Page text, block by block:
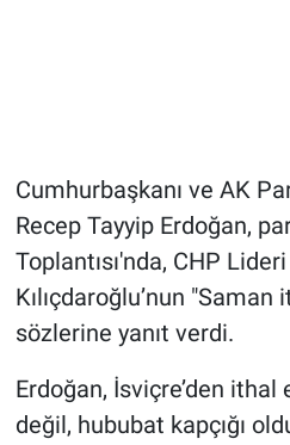
Cumhurbaşkanı ve AK
Recep Tayyip Erdoğan,
Toplantısı'nda, CHP
Kılıçdaroğlu’nun
sözlerine yanıt verdi.
Erdoğan, İsviçre’den
değil, hububat kapçığı